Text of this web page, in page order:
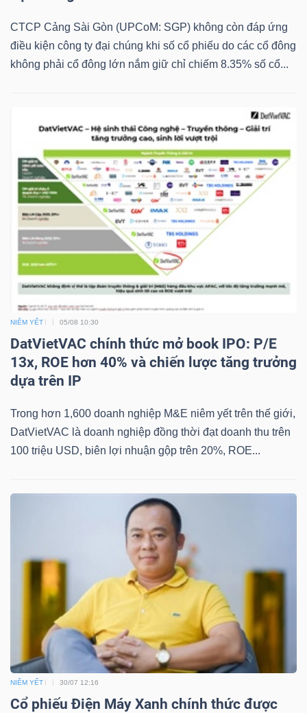
CTCP Cảng Sài Gòn (UPCoM: SGP) không còn đáp ứng
điều kiện công ty đại chúng khi số cổ phiếu do các cổ đông
không phải cổ đông lớn nắm giữ chỉ chiếm 8.35% số cổ...
NIÊM YẾT 05/08 10:30
DatVietVAC chính thức mở book IPO: P/E
13x, ROE hơn 40% và chiến lược tăng trưởng
dựa trên IP
Trong hơn 1,600 doanh nghiệp M&E niêm yết trên thế giới,
DatVietVAC là doanh nghiệp đồng thời đạt doanh thu trên
100 triệu USD, biên lợi nhuận gộp trên 20%, ROE...
NIÊM YẾT 30/07 12:16
Cổ phiếu Điện Máy Xanh chính thức được
THIẾT
YẾU
CHĂM
SÓC
SỨC
KHỎE
TÀI
NGHỆ
TRUYỀN
THÔNG